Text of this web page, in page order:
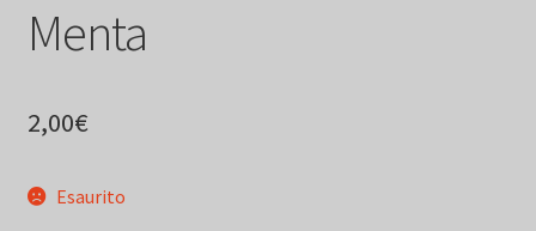
Menta
2,00€
Esaurito